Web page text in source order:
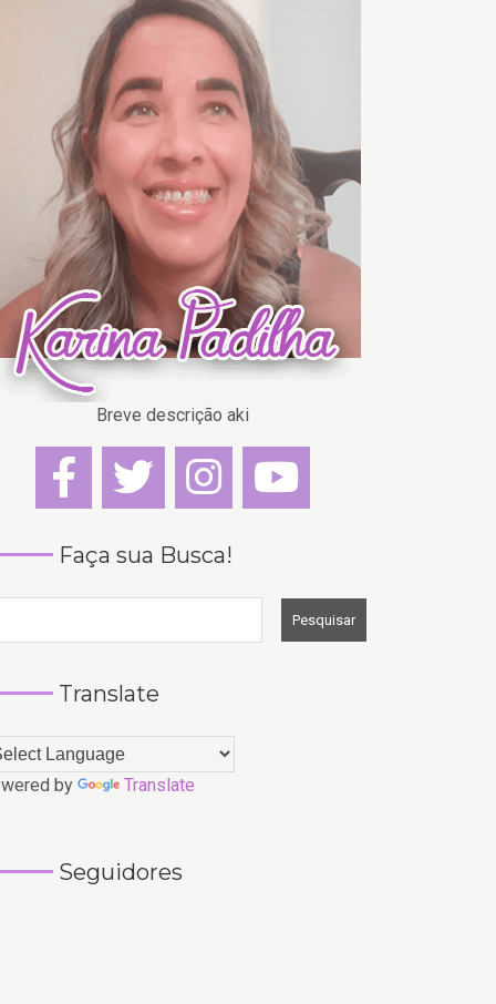
Breve descrição aki
Faça sua Busca!
Translate
by Translate
Seguidores